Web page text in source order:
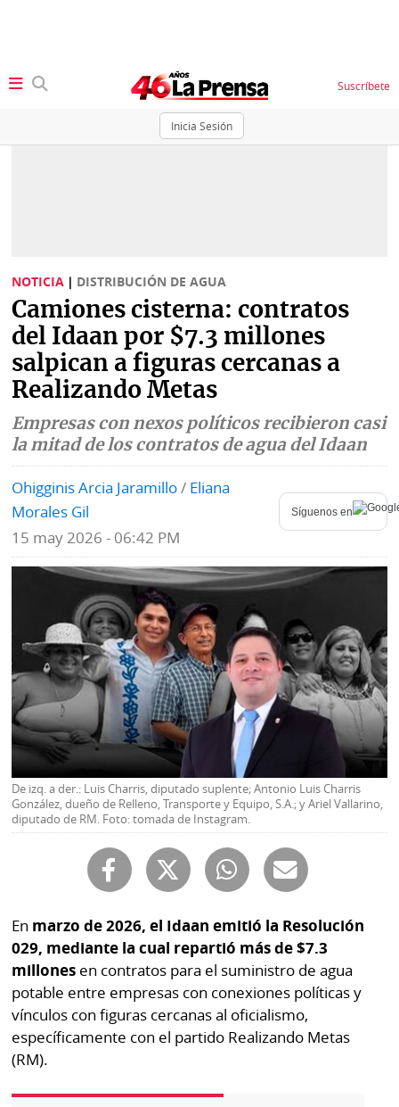
Inicia Sesión
Suscríbete
Sociedad
Judiciales
Política
Economía
Mundo
Deportes
Tecnología
Ponle
la
Firma
Status
K
Vivir+
Opinión
Blogs
Fotografías
Fe
de
erratas
Historias
SERVICIOS
E-
Paper
Buscador
Comunicados
Catálogos
Lotería
Kiosko
digital
Luctuosas
Contenido
de
marcas
RSS
Temas
Notas
al
lector
Buenas
NOTICIA | DISTRIBUCIÓN DE AGUA
Camiones cisterna: contratos
del Idaan por $7.3 millones
salpican a figuras cercanas a
Realizando Metas
Empresas con nexos políticos recibieron casi
la mitad de los contratos de agua del Idaan
Ohigginis Arcia Jaramillo/ Eliana
Morales Gil
15 may 2026 - 06:42 PM
Síguenos en
De izq. a der.: Luis Charris, diputado suplente; Antonio Luis Charris
González, dueño de Relleno, Transporte y Equipo, S.A.; y Ariel Vallarino,
diputado de RM. Foto: tomada de Instagram.
En marzo de 2026, el Idaan emitió la Resolución
029, mediante la cual repartió más de $7.3
millones en contratos para el suministro de agua
potable entre empresas con conexiones políticas y
vínculos con figuras cercanas al oficialismo,
específicamente con el partido Realizando Metas
(RM).